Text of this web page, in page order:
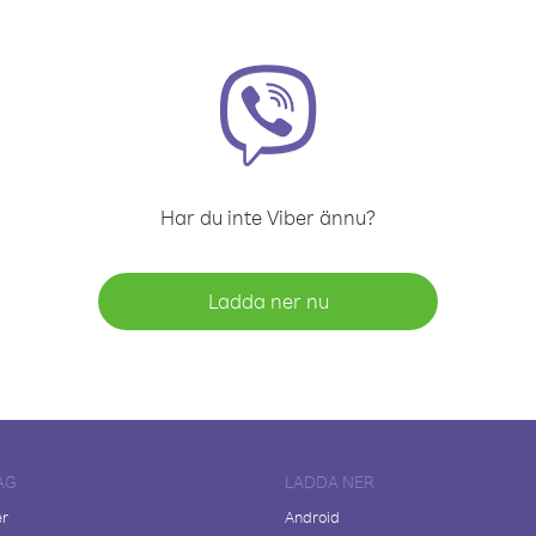
Har du inte Viber ännu?
Ladda ner nu
LADDA NER
Android